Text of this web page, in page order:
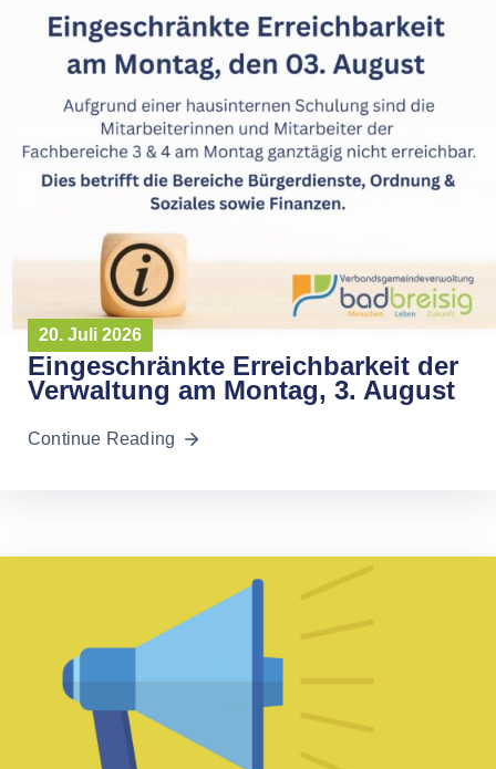
20. Juli 2026
Eingeschränkte Erreichbarkeit der
Verwaltung am Montag, 3. August
Continue Reading